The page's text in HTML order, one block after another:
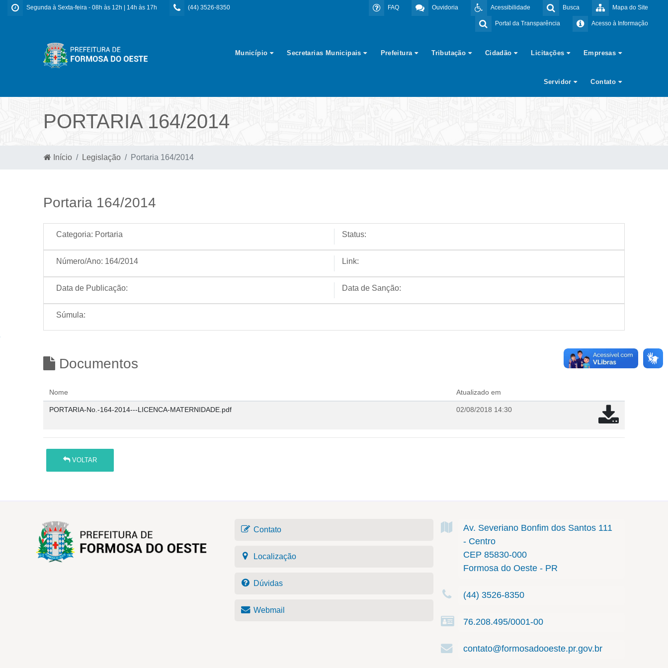
Segunda à Sexta-feira - 08h às 12h | 14h às 17h (44) 3526-8350 Mapa do Site
Busca
Acessibilidade
Ouvidoria
FAQ
Acesso à Informação
Portal da Transparência
Município Secretarias Municipais Prefeitura Tributação Cidadão Licitações Empresas
Servidor Contato
PORTARIA 164/2014
Início Legislação Portaria 164/2014
Portaria 164/2014
Categoria: Portaria Status:
Número/Ano: 164/2014 Link:
Data de Publicação: Data de Sanção:
Súmula:
Documentos
Nome Atualizado em
PORTARIA-No.-164-2014---LICENCA-MATERNIDADE.pdf 02/08/2018 14:30
VOLTAR
Contato
Localização
Dúvidas
Webmail
Av. Severiano Bonfim dos Santos 111
- Centro
CEP 85830-000
Formosa do Oeste - PR
(44) 3526-8350
76.208.495/0001-00
contato@formosadooeste.pr.gov.br